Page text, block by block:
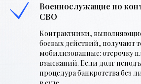
Военнослужащие по
СВО
Контрактники,
боевых действий, получают
мобилизованные: отсрочку
взысканий. Если долг
процедура банкротства без